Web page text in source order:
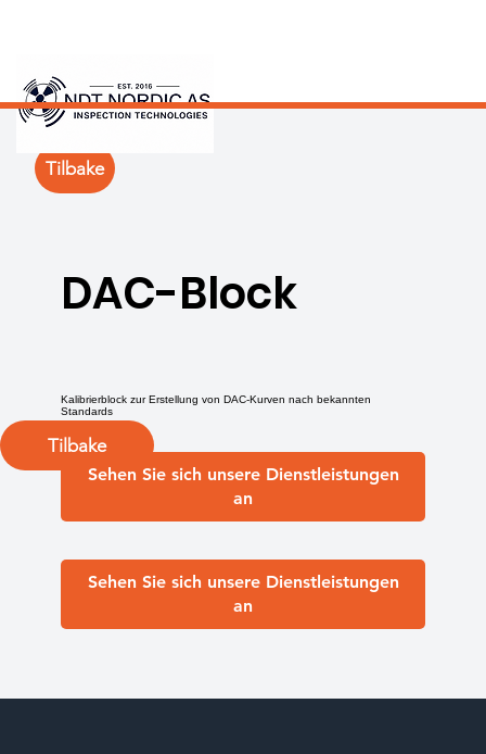
Tilbake
DAC-Block
Kalibrierblock zur Erstellung von DAC-Kurven nach bekannten
Standards
Sehen Sie sich unsere Dienstleistungen
an
Sehen Sie sich unsere Dienstleistungen
an
Tilbake